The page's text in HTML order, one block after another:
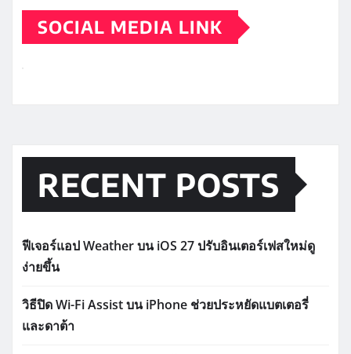
SOCIAL MEDIA LINK
RECENT POSTS
ฟีเจอร์แอป Weather บน iOS 27 ปรับอินเตอร์เฟสใหม่ดู
ง่ายขึ้น
วิธีปิด Wi-Fi Assist บน iPhone ช่วยประหยัดแบตเตอรี่
และดาต้า